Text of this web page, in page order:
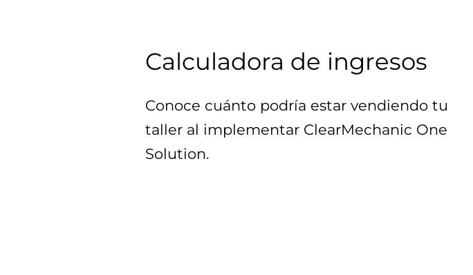
Calculadora de ingresos
Conoce cuánto podría estar vendiendo tu
taller al implementar ClearMechanic One
Solution.